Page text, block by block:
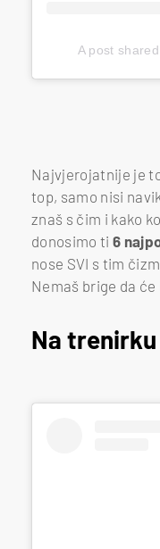
A post
Najvjerojatnije je
top, samo nisi
znaš s čim i kako
donosimo ti6
nose SVI s tim
Nemaš brige da
Na